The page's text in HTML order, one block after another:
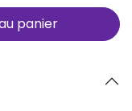
panier